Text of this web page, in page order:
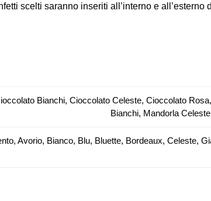
scelti saranno inseriti all’interno e all’esterno
Bianchi, Cioccolato Celeste, Cioccolato
Bianchi, Mandorla
Avorio, Bianco, Blu, Bluette, Bordeaux, Celeste,